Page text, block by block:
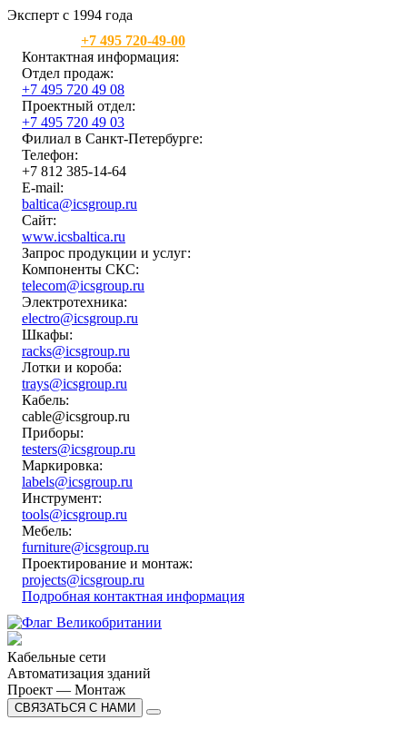
Эксперт с 1994 года
+7 495 720-49-00
Контактная информация:
Отдел продаж:
+7 495 720 49 08
Проектный отдел:
+7 495 720 49 03
Филиал в Санкт-Петербурге:
Телефон:
+7 812 385-14-64
E-mail:
baltica@icsgroup.ru
Сайт:
www.icsbaltica.ru
Запрос продукции и услуг:
Компоненты СКС:
telecom@icsgroup.ru
Электротехника:
electro@icsgroup.ru
Шкафы:
racks@icsgroup.ru
Лотки и короба:
trays@icsgroup.ru
Кабель:
cable@icsgroup.ru
Приборы:
testers@icsgroup.ru
Маркировка:
labels@icsgroup.ru
Инструмент:
tools@icsgroup.ru
Мебель:
furniture@icsgroup.ru
Проектирование и монтаж:
projects@icsgroup.ru
Подробная контактная информация
Кабельные сети
Автоматизация зданий
Проект — Монтаж
СВЯЗАТЬСЯ С НАМИ